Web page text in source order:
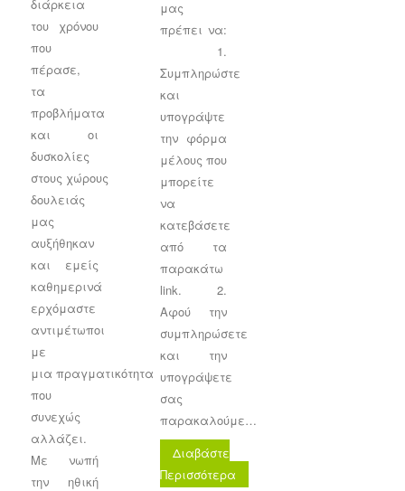
διάρκεια
του χρόνου
που
πέρασε,
τα
προβλήματα
και οι
δυσκολίες
στους χώρους
δουλειάς
μας
αυξήθηκαν
και εμείς
καθημερινά
ερχόμαστε
αντιμέτωποι
με
μια πραγματικότητα
που
συνεχώς
αλλάζει.
Με νωπή
την ηθική
μας
πρέπει να:
1.
Συμπληρώστε
και
υπογράψτε
την φόρμα
μέλους που
μπορείτε
να
κατεβάσετε
από τα
παρακάτω
link. 2.
Αφού την
συμπληρώσετε
και την
υπογράψετε
σας
παρακαλούμε…
Διαβάστε
Περισσότερα